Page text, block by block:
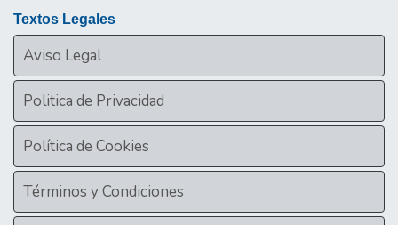
Textos Legales
Aviso Legal
Politica de Privacidad
Política de Cookies
Términos y Condiciones